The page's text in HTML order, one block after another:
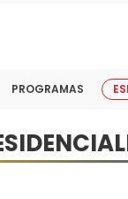
PROGRAMAS